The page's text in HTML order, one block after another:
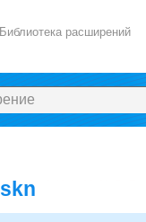
Библиотека расширений
G H I
skn